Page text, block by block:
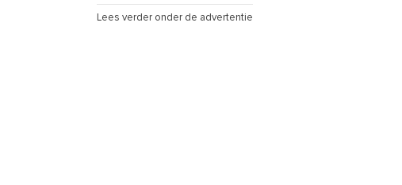
Lees verder onder de advertentie